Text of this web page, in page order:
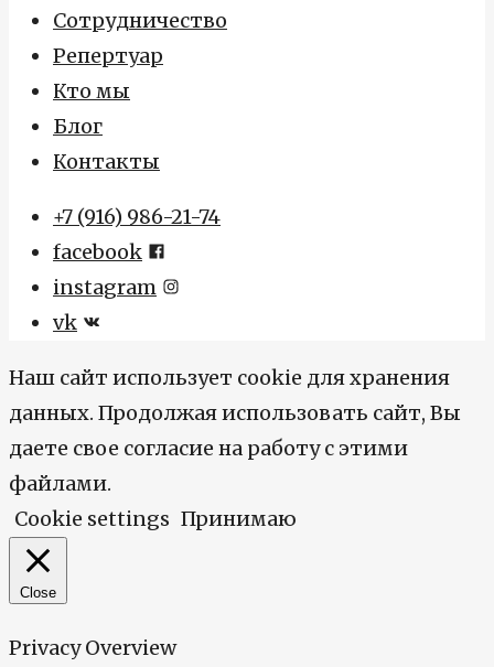
Сотрудничество
Репертуар
Кто мы
Блог
Контакты
+7 (916) 986-21-74
facebook
instagram
vk
Наш сайт использует cookie для хранения
данных. Продолжая использовать сайт, Вы
даете свое согласие на работу с этими
файлами.
Cookie settings Принимаю
Close
Privacy Overview